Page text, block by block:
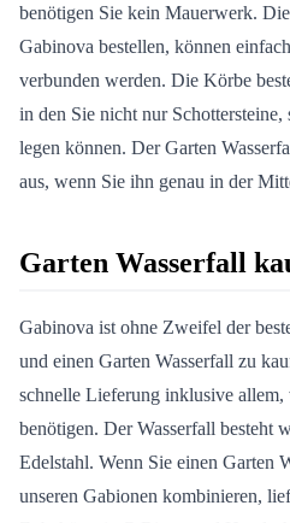
benötigen Sie kein Mauerwerk.
Gabinova bestellen, können
verbunden werden. Die Körbe
in den Sie nicht nur Schottersteine,
legen können. Der Garten
aus, wenn Sie ihn genau in der
Garten Wasserfall
Gabinova ist ohne Zweifel der
und einen Garten Wasserfall zu
schnelle Lieferung inklusive
benötigen. Der Wasserfall besteht
Edelstahl. Wenn Sie einen Garten
unseren Gabionen kombinieren,